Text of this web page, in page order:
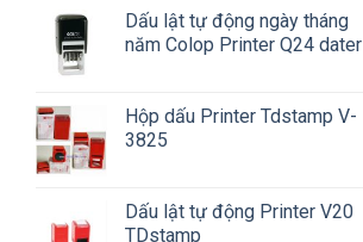
Dấu lật tự động ngày tháng
năm Colop Printer Q24 dater
Hộp dấu Printer Tdstamp V-
3825
Dấu lật tự động Printer V20
TDstamp